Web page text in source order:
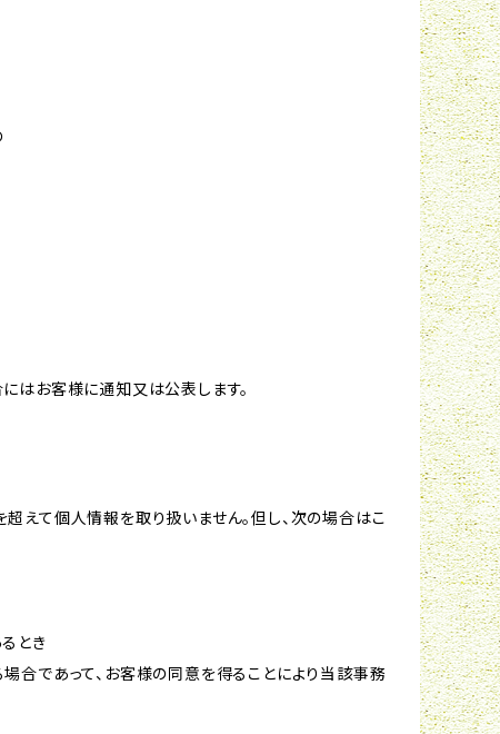
はお客様に通知又は公表します。
えて個人情報を取り扱いません。但し、次の場合はこ
とき
合であって、お客様の同意を得ることにより当該事務